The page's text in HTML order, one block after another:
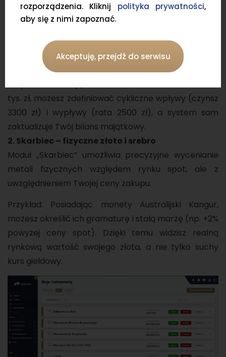
Portfeo pozwala oddzielić wyniki giełdowe od najmu.
Możesz wprowadzić przychody oraz koszty (rata
rzeczywistym widzieć realną rentowność inwestycji
tys. zł, możesz zdefiniować cykliczne wpływy (czynsz
3300 zł) i wypływy (rata 2500 zł), a system sam
zaktualizuje Twój bilans majątkowy.
2. Skarbiec – fizyczne złoto i srebro
Moduł „Skarbiec” umożliwia precyzyjne wycenianie
metali fizycznych względem rynku spot, ale z
uwzględnieniem Twojej ceny zakupu.
Przykład: Posiadając monety Australijski Kangur,
możesz określić ich gramaturę i stałą marżę (np. +2%
powyżej ceny spot). Dzięki temu widzisz realną
rynkową wartość swojego złota, a nie tylko suchy
kurs giełdowy.
rozporządzenia. Kliknij polityka prywatności,
aby się z nimi zapoznać.
Akceptuję, przejdź do serwisu